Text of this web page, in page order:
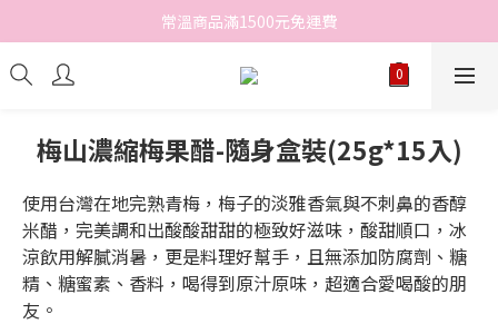
常溫商品滿1500元免運費
梅山濃縮梅果醋-隨身盒裝(25g*15入)
使用台灣在地完熟青梅，梅子的淡雅香氣與不刺鼻的香醇
米醋，完美調和出酸酸甜甜的極致好滋味，酸甜順口，冰
涼飲用解膩消暑，更是料理好幫手，且無添加防腐劑、糖
精、糖蜜素、香料，喝得到原汁原味，超適合愛喝酸的朋
友。